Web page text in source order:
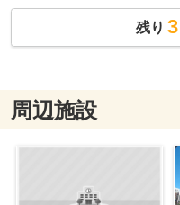
残り 3
周辺施設